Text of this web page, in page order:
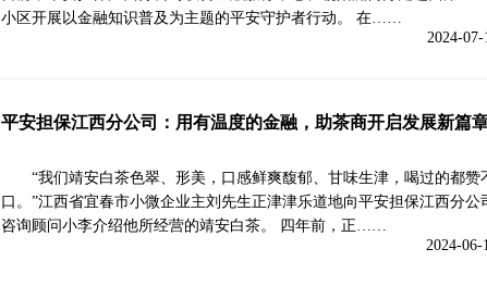
小区开展以金融知识普及为主题的平安守护者行动。 在……
2024-07-
平安担保江西分公司：用有温度的金融，助茶商开启发展新篇
“我们靖安白茶色翠、形美，口感鲜爽馥郁、甘味生津，喝过的都赞
口。”江西省宜春市小微企业主刘先生正津津乐道地向平安担保江西分公
咨询顾问小李介绍他所经营的靖安白茶。 四年前，正……
2024-06-